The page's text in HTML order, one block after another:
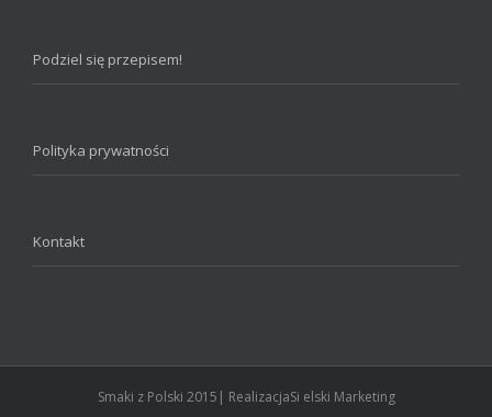
Podziel się przepisem!
Polityka prywatności
Kontakt
Smaki z Polski 2015| RealizacjaSi elski Marketing